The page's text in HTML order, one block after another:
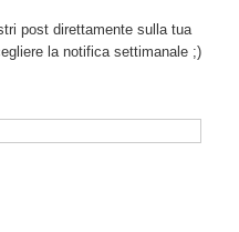
post direttamente sulla tua
la notifica settimanale ;)